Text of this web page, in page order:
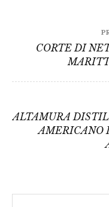
CORTE DI
ALTAMURA
AMERICANO